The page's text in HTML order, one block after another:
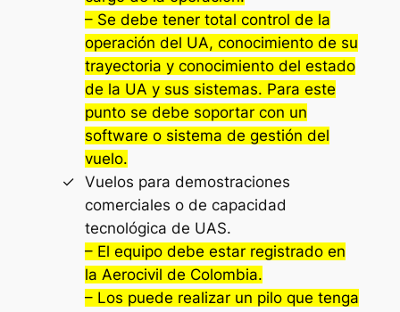
– Se debe tener total control de la
operación del UA, conocimiento de su
trayectoria y conocimiento del estado
de la UA y sus sistemas. Para este
punto se debe soportar con un
software o sistema de gestión del
vuelo.
Vuelos para demostraciones
comerciales o de capacidad
tecnológica de UAS.
– El equipo debe estar registrado en
la Aerocivil de Colombia.
– Los puede realizar un pilo que tenga